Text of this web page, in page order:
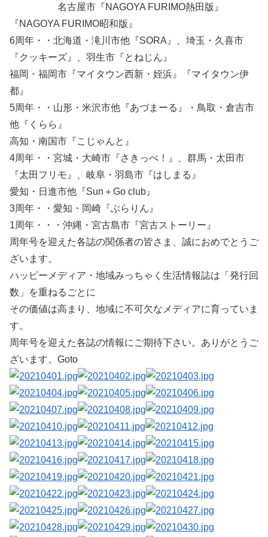
名古屋市『NAGOYA FURIMO熱田版』
『NAGOYA FURIMO昭和版』
6周年・・北海道・滝川市他『SORA』、埼玉・久喜市
『クッキーズ』、羽生市『とねじん』
福岡・福岡市『マイタウン西新・姪浜』『マイタウン伊
都』
5周年・・山形・米沢市他『あづまーる』・鳥取・倉吉市
他『くらら』
高知・南国市『こじゃんと』
4周年・・宮城・大崎市『さきっぺ！』、群馬・太田市
『太田フリモ』、岐阜・羽島市『はしまる』
愛知・日進市他『Sun＋Go club』
3周年・・愛知・岡崎『ぶらりん』
1周年・・・沖縄・宮古島市『宮古ストーリー』
周年号を迎えた各誌の関係者の皆さま、誠におめでとうご
ざいます。
ハッピーメディア・地域みっちゃく生活情報誌は「発行回
数」を重ねるごとに
その価値は高まり、地域に不可欠なメディアに育っていま
す。
周年号を迎えた各誌の情報にご期待下さい。ありがとうご
ざいます。Goto